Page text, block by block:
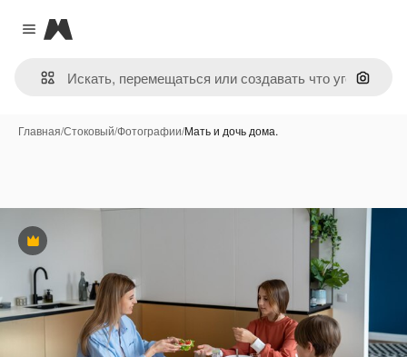
Close menu
Magnific
Поиск
Главная/Стоковый/Фотографии/Мать и дочь дома.
Премиум